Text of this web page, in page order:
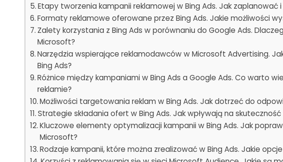
Etapy tworzenia kampanii reklamowej w Bing Ads. Jak zaplanować
Formaty reklamowe oferowane przez Bing Ads. Jakie możliwości
Zalety korzystania z Bing Ads w porównaniu do Google Ads.
Microsoft?
Narzędzia wspierające reklamodawców w Microsoft Advertising.
Bing Ads?
Różnice między kampaniami w Bing Ads a Google Ads. Co warto
reklamie?
Możliwości targetowania reklam w Bing Ads. Jak dotrzeć do
Strategie składania ofert w Bing Ads. Jak wpływają na
Kluczowe elementy optymalizacji kampanii w Bing Ads. Jak
Microsoft?
Rodzaje kampanii, które można zrealizować w Bing Ads. Jakie